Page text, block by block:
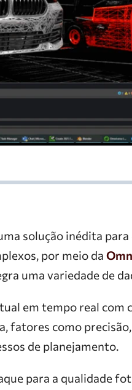
solução inédita
por meio da
uma variedade de
em tempo real com
fatores como
de planejamento.
para a qualidade